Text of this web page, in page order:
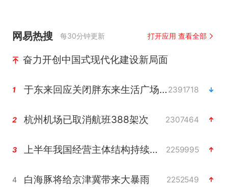
网易热搜 每30分钟更新 打开应用 查看全部
奋力开创中国式现代化建设新局面
1 于东来回应关闭胖东来生活广场店2391718
2 杭州机场已取消航班388架次 2307464
3 上半年我国经营主体结构持续优化 2259995
4 白海豚将给京津冀带来大暴雨 2252549